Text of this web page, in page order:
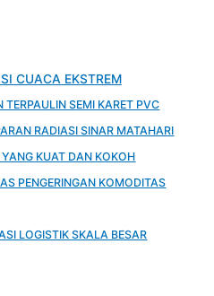
CUACA EKSTREM
SEMI KARET PVC
RADIASI SINAR MATAHARI
KUAT DAN KOKOH
PENGERINGAN KOMODITAS
LOGISTIK SKALA BESAR